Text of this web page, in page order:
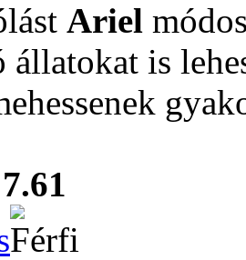
Ariel
állatokat is
7.61